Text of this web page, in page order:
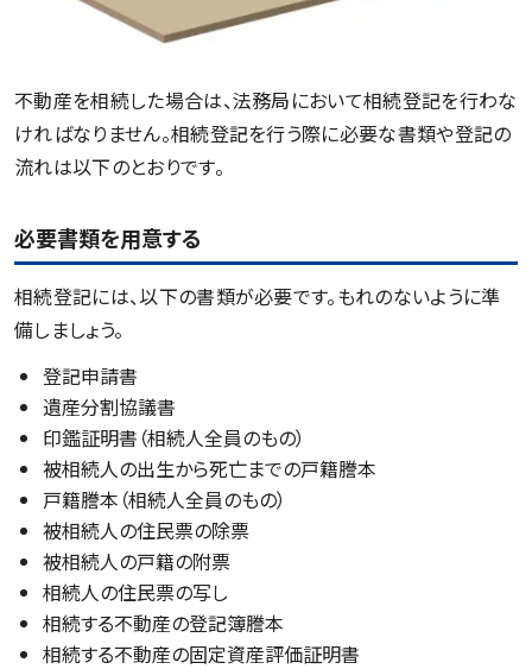
不動産を相続した場合は、法務局において相続登記を行わな
ければなりません。相続登記を行う際に必要な書類や登記の
流れは以下のとおりです。
必要書類を用意する
相続登記には、以下の書類が必要です。もれのないように準
備しましょう。
登記申請書
遺産分割協議書
印鑑証明書（相続人全員のもの）
被相続人の出生から死亡までの戸籍謄本
戸籍謄本（相続人全員のもの）
被相続人の住民票の除票
被相続人の戸籍の附票
相続人の住民票の写し
相続する不動産の登記簿謄本
相続する不動産の固定資産評価証明書